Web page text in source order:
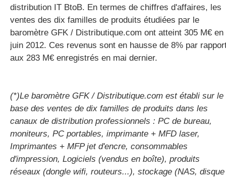
distribution IT BtoB. En termes de chiffres d'affaires, les
ventes des dix familles de produits étudiées par le
baromètre GFK / Distributique.com ont atteint 305 M€ en
juin 2012. Ces revenus sont en hausse de 8% par
aux 283 M€ enregistrés en mai dernier.
(*)Le baromètre GFK / Distributique.com est établi sur le
base des ventes de dix familles de produits dans les
canaux de distribution professionnels : PC de bureau,
moniteurs, PC portables, imprimante + MFD laser,
Imprimantes + MFP jet d'encre, consommables
d'impression, Logiciels (vendus en boîte), produits
réseaux (dongle wifi, routeurs...), stockage (NAS, disque